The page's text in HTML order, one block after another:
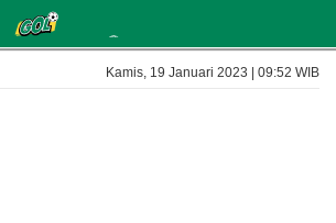
Kamis, 19 Januari 2023 | 09:52 WIB